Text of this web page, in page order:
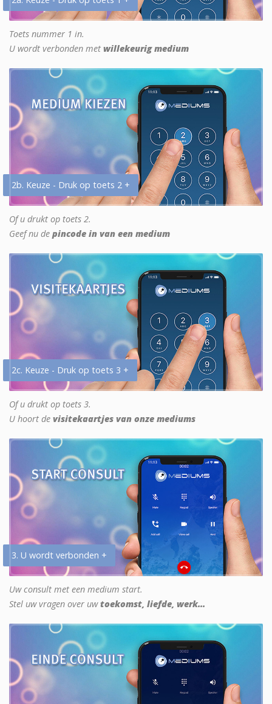
Toets nummer 1 in.
U wordt verbonden met willekeurig medium
2b. Keuze - Druk op toets 2 +
Of u drukt op toets 2.
Geef nu de pincode in van een medium
2c. Keuze - Druk op toets 3 +
Of u drukt op toets 3.
U hoort de visitekaartjes van onze mediums
3. U wordt verbonden +
Uw consult met een medium start.
Stel uw vragen over uwtoekomst, liefde, werk...